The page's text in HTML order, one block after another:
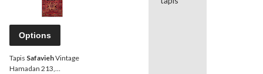
Options
Tapis SafaviehVintage
Hamadan 213,